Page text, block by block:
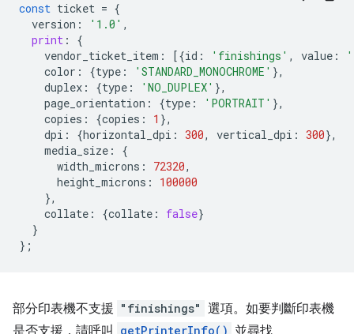
const ticket = {
version : '1.0' ,
print :
{
vendor_ticket_item : [{id : 'finishings' , value :
color : {type : 'STANDARD_MONOCHROME' },
duplex : {type : 'NO_DUPLEX' },
page_orientation : {type : 'PORTRAIT' },
copies : {copies : 1 },
dpi : {horizontal_dpi : 300, vertical_dpi : 300},
media_size :
{
width_microns : 72320,
height_microns :
100000
},
collate : {collate : false}
}
};
部分印表機不支援 "finishings" 選項。如要判斷印表機
是否支援，請呼叫
getPrinterInfo() 並尋找